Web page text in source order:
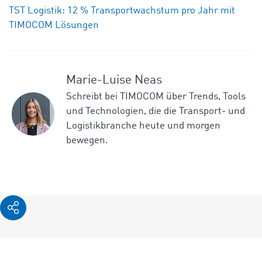
TST Logistik: 12 % Transportwachstum pro Jahr mit
TIMOCOM Lösungen
Marie-Luise Neas
Schreibt bei TIMOCOM über Trends, Tools
und Technologien, die die Transport- und
Logistikbranche heute und morgen
bewegen.